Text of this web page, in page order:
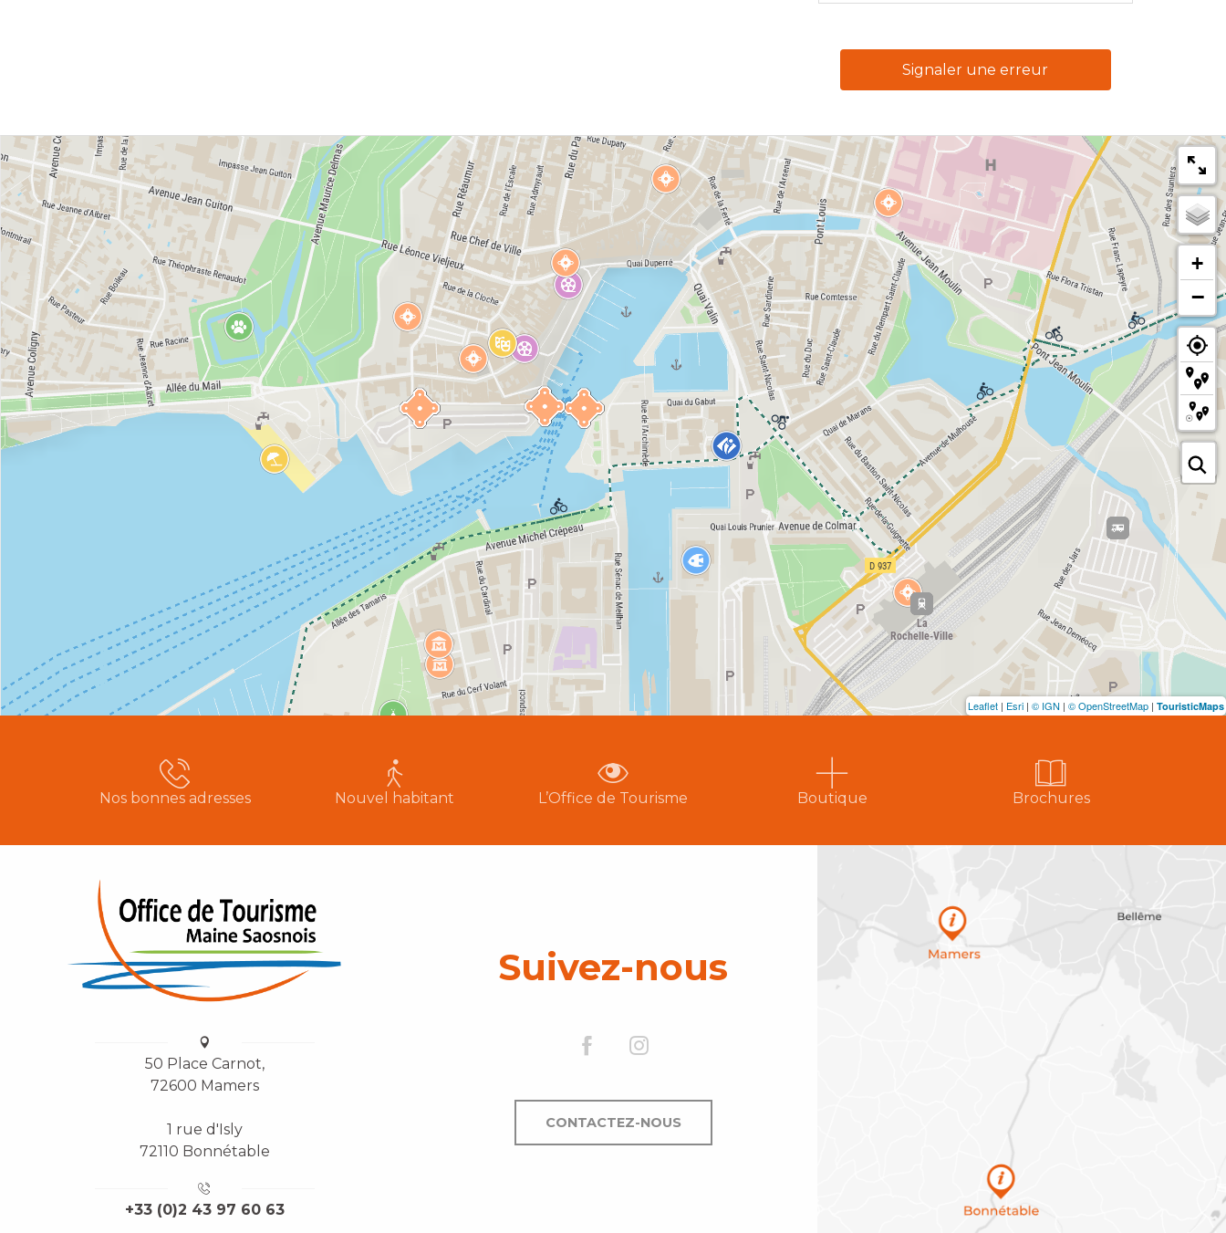
Signaler une erreur
+
−
Leaflet | Esri | © IGN | © OpenStreetMap | TouristicMaps
Nos bonnes adresses Nouvel habitant L’Office de Tourisme Boutique Brochures
50 Place Carnot,
72600 Mamers
1 rue d'Isly
72110 Bonnétable
+33 (0)2 43 97 60 63
Suivez-nous
CONTACTEZ-NOUS